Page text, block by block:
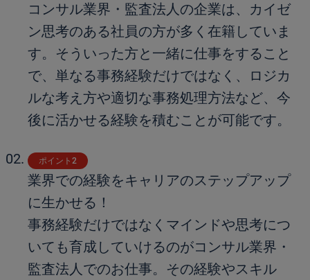
コンサル業界・監査法人の企業は、カイゼ
ン思考のある社員の方が多く在籍していま
す。そういった方と一緒に仕事をすること
で、単なる事務経験だけではなく、ロジカ
ルな考え方や適切な事務処理方法など、今
後に活かせる経験を積むことが可能です。
ポイント2
業界での経験をキャリアのステップアップ
に生かせる！
事務経験だけではなくマインドや思考につ
いても育成していけるのがコンサル業界・
監査法人でのお仕事。その経験やスキル